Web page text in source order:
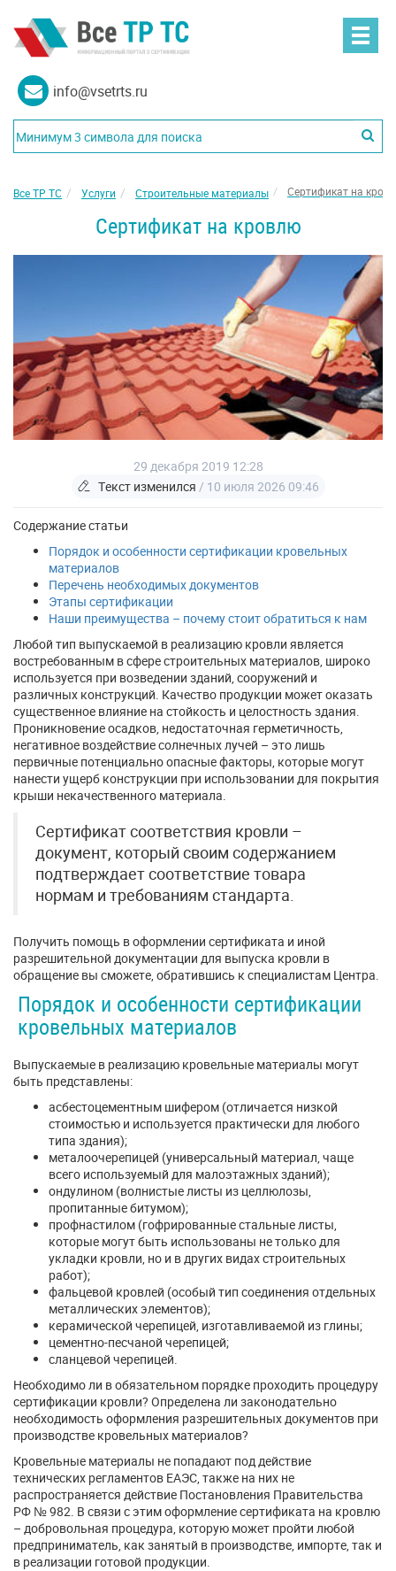
info@vsetrts.ru
Все ТР ТС Услуги Строительные материалы Сертификат на
Сертификат на кровлю
29 декабря 2019 12:28
Текст изменился / 10 июля 2026 09:46
Содержание статьи
Порядок и особенности сертификации кровельных
материалов
Перечень необходимых документов
Этапы сертификации
Наши преимущества – почему стоит обратиться к нам
Любой тип выпускаемой в реализацию кровли является
востребованным в сфере строительных материалов, широко
используется при возведении зданий, сооружений и
различных конструкций. Качество продукции может оказать
существенное влияние на стойкость и целостность здания.
Проникновение осадков, недостаточная герметичность,
негативное воздействие солнечных лучей – это лишь
первичные потенциально опасные факторы, которые могут
нанести ущерб конструкции при использовании для покрытия
крыши некачественного материала.
Сертификат соответствия кровли –
документ, который своим содержанием
подтверждает соответствие товара
нормам и требованиям стандарта.
Получить помощь в оформлении сертификата и иной
разрешительной документации для выпуска кровли в
обращение вы сможете, обратившись к специалистам Центра.
Порядок и особенности сертификации
кровельных материалов
Выпускаемые в реализацию кровельные материалы могут
быть представлены:
асбестоцементным шифером (отличается низкой
стоимостью и используется практически для любого
типа здания);
металоочерепицей (универсальный материал, чаще
всего используемый для малоэтажных зданий);
ондулином (волнистые листы из целлюлозы,
пропитанные битумом);
профнастилом (гофрированные стальные листы,
которые могут быть использованы не только для
укладки кровли, но и в других видах строительных
работ);
фальцевой кровлей (особый тип соединения отдельных
металлических элементов);
керамической черепицей, изготавливаемой из глины;
цементно-песчаной черепицей;
сланцевой черепицей.
Необходимо ли в обязательном порядке проходить процедуру
сертификации кровли? Определена ли законодательно
необходимость оформления разрешительных документов при
производстве кровельных материалов?
Кровельные материалы не попадают под действие
технических регламентов ЕАЭС, также на них не
распространяется действие Постановления Правительства
РФ № 982. В связи с этим оформление сертификата на кровлю
– добровольная процедура, которую может пройти любой
предприниматель, как занятый в производстве, импорте, так и
в реализации готовой продукции.